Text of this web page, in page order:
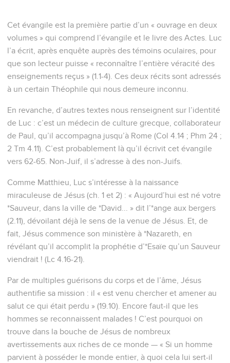
Cet évangile est la première partie d’un « ouvrage en deux
volumes » qui comprend l’évangile et le livre des Actes. Luc
l’a écrit, après enquête auprès des témoins oculaires, pour
que son lecteur puisse « reconnaître l’entière véracité des
enseignements reçus » (1.1-4). Ces deux récits sont adressés
à un certain Théophile qui nous demeure inconnu.
En revanche, d’autres textes nous renseignent sur l’identité
de Luc : c’est un médecin de culture grecque, collaborateur
de Paul, qu’il accompagna jusqu’à Rome (Col 4.14 ; Phm 24 ;
2 Tm 4.11). C’est probablement là qu’il écrivit cet évangile
vers 62-65. Non-Juif, il s’adresse à des non-Juifs.
Comme Matthieu, Luc s’intéresse à la naissance
miraculeuse de Jésus (ch. 1 et 2) : « Aujourd’hui est né votre
*Sauveur, dans la ville de *David... » dit l’*ange aux bergers
(2.11), dévoilant déjà le sens de la venue de Jésus. Et, de
fait, Jésus commence son ministère à *Nazareth, en
révélant qu’il accomplit la prophétie d’*Esaïe qu’un Sauveur
viendrait ! (Lc 4.16-21).
Par de multiples guérisons du corps et de l’âme, Jésus
authentifie sa mission : il « est venu chercher et amener au
salut ce qui était perdu » (19.10). Encore faut-il que les
hommes se reconnaissent malades ! C’est pourquoi on
trouve dans la bouche de Jésus de nombreux
avertissements aux riches de ce monde — « Si un homme
parvient à posséder le monde entier, à quoi cela lui sert-il